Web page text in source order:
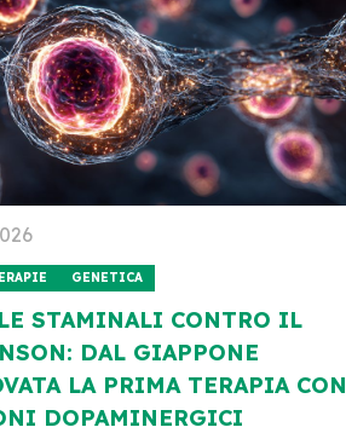
GENETICA
STAMINALI CONTRO IL
DAL GIAPPONE
LA PRIMA TERAPIA CON
DOPAMINERGICI